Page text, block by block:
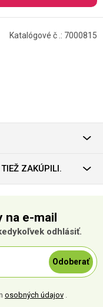
Katalógové č .: 7000815
ZAKÚPILI.
na e-mail
odhlásiť.
Odoberať
osobných údajov